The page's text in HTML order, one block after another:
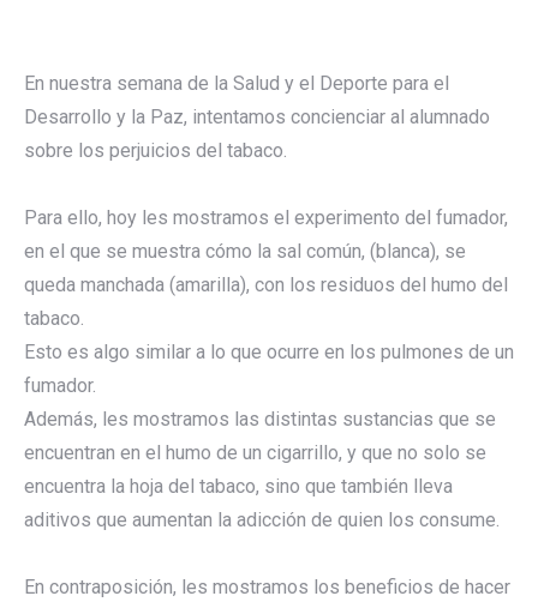
En nuestra semana de la Salud y el Deporte para el
Desarrollo y la Paz, intentamos concienciar al alumnado
sobre los perjuicios del tabaco.
Para ello, hoy les mostramos el experimento del fumador,
en el que se muestra cómo la sal común, (blanca), se
queda manchada (amarilla), con los residuos del humo del
tabaco.
Esto es algo similar a lo que ocurre en los pulmones de un
fumador.
Además, les mostramos las distintas sustancias que se
encuentran en el humo de un cigarrillo, y que no solo se
encuentra la hoja del tabaco, sino que también lleva
aditivos que aumentan la adicción de quien los consume.
En contraposición, les mostramos los beneficios de hacer